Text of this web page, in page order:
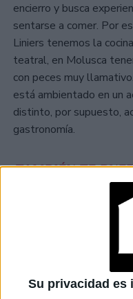
Su privacidad es
encierro y busca
sentarse a comer. Por
Liniers tenemos la
teatral, en Molusca
con peces muy
está ambientado en un
distinto, por supuesto,
gastronomía.
TAMBIÉN TE